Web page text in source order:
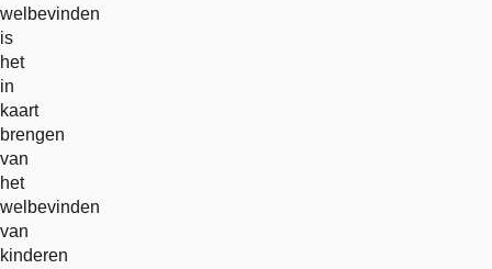
welbevinden
is
het
in
kaart
brengen
van
het
welbevinden
van
kinderen